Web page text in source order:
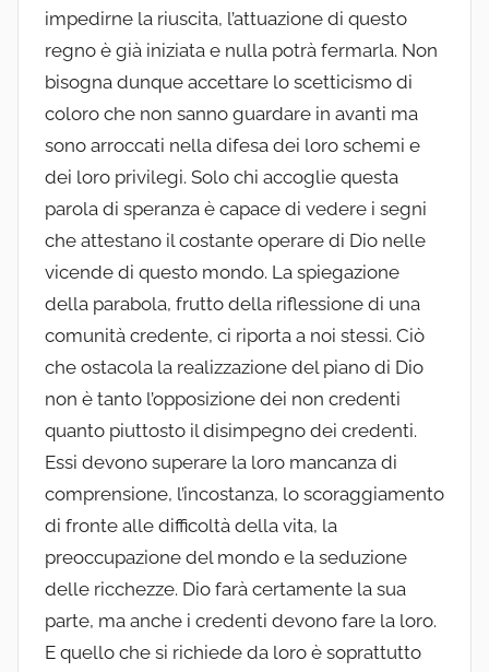
impedirne la riuscita, l’attuazione di questo
regno è già iniziata e nulla potrà fermarla. Non
bisogna dunque accettare lo scetticismo di
coloro che non sanno guardare in avanti ma
sono arroccati nella difesa dei loro schemi e
dei loro privilegi. Solo chi accoglie questa
parola di speranza è capace di vedere i segni
che attestano il costante operare di Dio nelle
vicende di questo mondo. La spiegazione
della parabola, frutto della riflessione di una
comunità credente, ci riporta a noi stessi. Ciò
che ostacola la realizzazione del piano di Dio
non è tanto l’opposizione dei non credenti
quanto piuttosto il disimpegno dei credenti.
Essi devono superare la loro mancanza di
comprensione, l’incostanza, lo scoraggiamento
di fronte alle difficoltà della vita, la
preoccupazione del mondo e la seduzione
delle ricchezze. Dio farà certamente la sua
parte, ma anche i credenti devono fare la loro.
E quello che si richiede da loro è soprattutto